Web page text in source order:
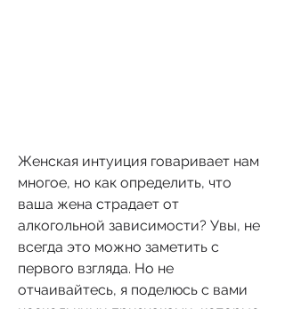
Женская интуиция говаривает нам
многое, но как определить, что
ваша жена страдает от
алкогольной зависимости? Увы, не
всегда это можно заметить с
первого взгляда. Но не
отчаивайтесь, я поделюсь с вами